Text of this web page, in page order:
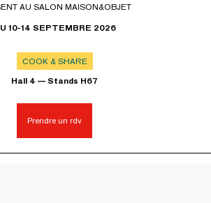
AU SALON MAISON&OBJET
10-14 SEPTEMBRE 2026
COOK & SHARE
Hall 4 — Stands H67
Prendre un rdv